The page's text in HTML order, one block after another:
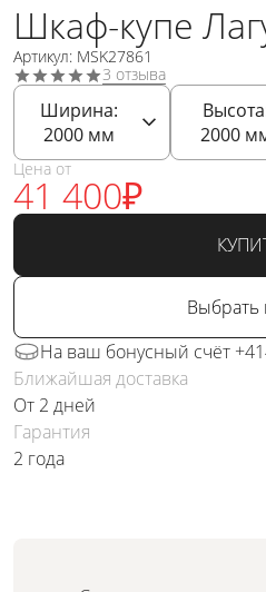
Шкаф-купе
Артикул: MSK27861
3 отзыва
Ширина:
2000мм
2000
Цена от
41 400₽
Выбрать
На ваш бонусный счёт
Ближайшая доставка
От 2 дней
Гарантия
2 года